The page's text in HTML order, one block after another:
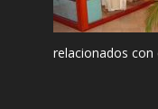
relacionados